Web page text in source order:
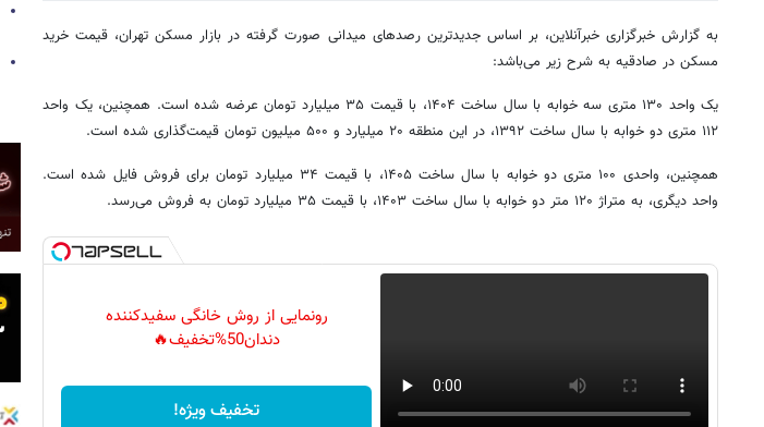
به گزارش خبرگزاری خبرآنلاین، بر اساس جدیدترین رصدهای میدانی صورت گرفته در بازار مسکن تهران، قیمت خرید
مسکن در صادقیه به شرح زیر می‌باشد:
یک واحد ۱۳۰ متری سه خوابه با سال ساخت ۱۴۰۴، با قیمت ۳۵ میلیارد تومان عرضه شده است. همچنین، یک واحد
۱۱۲ متری دو خوابه با سال ساخت ۱۳۹۲، در این منطقه ۲۰ میلیارد و ۵۰۰ میلیون تومان قیمت‌گذاری شده است.
همچنین، واحدی ۱۰۰ متری دو خوابه با سال ساخت ۱۴۰۵، با قیمت ۳۴ میلیارد تومان برای فروش فایل شده است.
واحد دیگری، به متراژ ۱۲۰ متر دو خوابه با سال ساخت ۱۴۰۳، با قیمت ۳۵ میلیارد تومان به فروش می‌رسد.
رونمایی از روش خانگی سفیدکننده
دندان50%تخفیف🔥
تخفیف ویژه!